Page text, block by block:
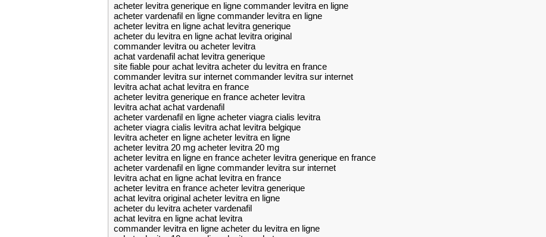
acheter levitra generique en ligne commander levitra en ligne
acheter vardenafil en ligne commander levitra en ligne
acheter levitra en ligne achat levitra generique
acheter du levitra en ligne achat levitra original
commander levitra ou acheter levitra
achat vardenafil achat levitra generique
site fiable pour achat levitra acheter du levitra en france
commander levitra sur internet commander levitra sur internet
levitra achat achat levitra en france
acheter levitra generique en france acheter levitra
levitra achat achat vardenafil
acheter vardenafil en ligne acheter viagra cialis levitra
acheter viagra cialis levitra achat levitra belgique
levitra acheter en ligne acheter levitra en ligne
acheter levitra 20 mg acheter levitra 20 mg
acheter levitra en ligne en france acheter levitra generique en france
acheter vardenafil en ligne commander levitra sur internet
levitra achat en ligne achat levitra en france
acheter levitra en france acheter levitra generique
achat levitra original acheter levitra en ligne
acheter du levitra acheter vardenafil
achat levitra en ligne achat levitra
commander levitra en ligne acheter du levitra en ligne